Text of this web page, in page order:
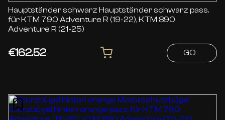
Hauptständer schwarz Hauptständer schwarz pass.
für KTM 790 Adventure R (19-22), KTM 890
Adventure R (21-25)
€162.52 GO